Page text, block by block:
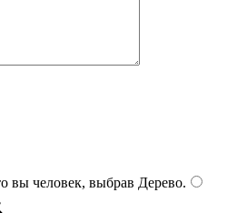
вы человек, выбрав Дерево.